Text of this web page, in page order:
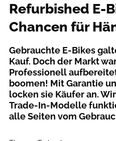
Refurbished E-
Chancen für
Gebrauchte E-Bikes
Kauf. Doch der Markt
Professionell
boomen! Mit Garantie
locken sie Käufer an.
Trade-In-Modelle
alle Seiten vom